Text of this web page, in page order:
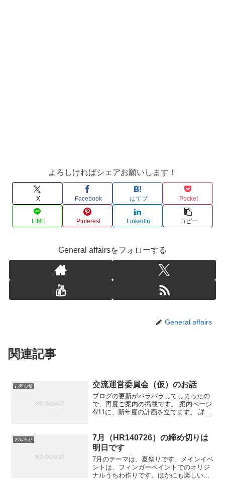
よろしければシェアお願いします！
X Facebook はてブ Pocket
LINE Pinterest LinkedIn コピー
General affairsをフォローする
General affairs
関連記事
お知らせ 交流運営委員会（仮）のお話
ブログの更新がバラバラしてしまったの
で、再度ご案内の掲載です。 案内ページ
4/11に、新年度の計画を立てます。 詳し
（tomodachihiroba@gmail.com）にて
ど...
お知らせ
7月（HR140726）の締め切りは
明日です
7月のテーマは、夏祭りです。メインイベ
ントは、フィンガーペイントでのオリジ
ナルうちわ作りです。ほかにも楽しいゲ